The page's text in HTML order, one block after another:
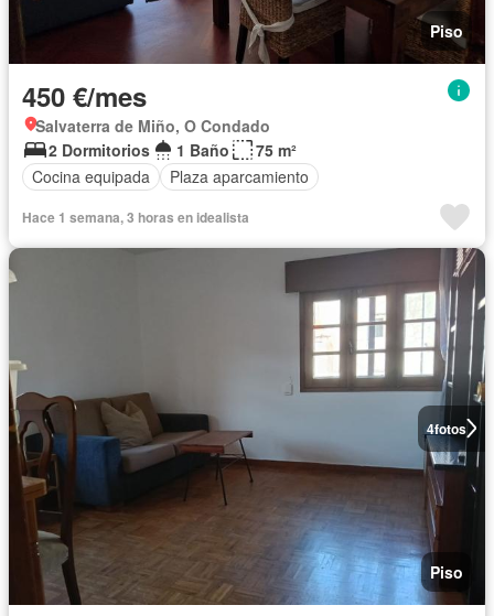
Piso
450 €/mes
Salvaterra de Miño, O Condado
2 Dormitorios
1 Baño
75 m²
Cocina equipada
Plaza aparcamiento
Hace 1 semana, 3 horas en idealista
4fotos
Piso